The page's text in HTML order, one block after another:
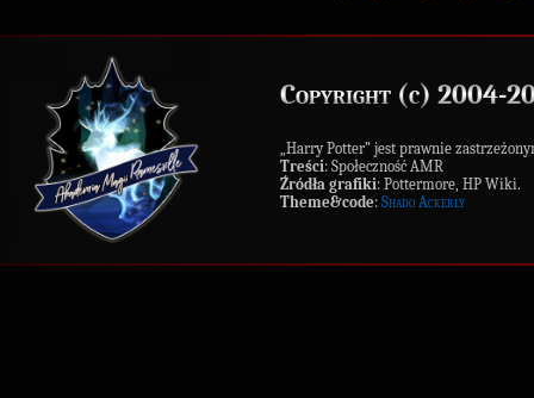
Copyright (c) 2004-
„Harry Potter” jest prawnie
Treści: Społeczność AMR
Źródła grafiki: Pottermore, HP Wiki.
Theme&code: Shado Ackerly